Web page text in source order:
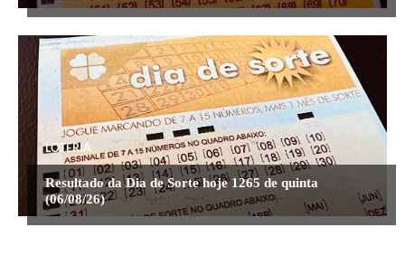
LOTERIA
Resultado da Dia de Sorte hoje 1265 de quinta
(06/08/26)